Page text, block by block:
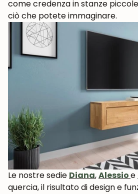
come credenza in stanze
ciò che potete immaginare.
Le nostre sedie Diana,Alessioe
quercia, il risultato di design e